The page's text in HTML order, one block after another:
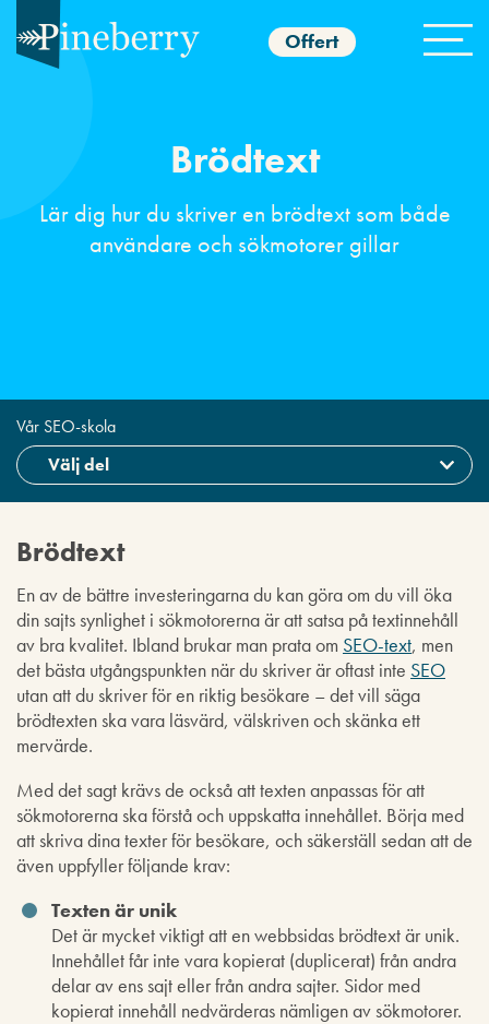
Offert
Brödtext
Lär dig hur du skriver en brödtext som både
användare och sökmotorer gillar
Vår SEO-skola
Brödtext
En av de bättre investeringarna du kan göra om du vill öka
din sajts synlighet i sökmotorerna är att satsa på textinnehåll
av bra kvalitet. Ibland brukar man prata om SEO-text, men
det bästa utgångspunkten när du skriver är oftast inte SEO
utan att du skriver för en riktig besökare – det vill säga
brödtexten ska vara läsvärd, välskriven och skänka ett
mervärde.
Med det sagt krävs de också att texten anpassas för att
sökmotorerna ska förstå och uppskatta innehållet. Börja med
att skriva dina texter för besökare, och säkerställ sedan att de
även uppfyller följande krav:
Texten är unik
Det är mycket viktigt att en webbsidas brödtext är unik.
Innehållet får inte vara kopierat (duplicerat) från andra
delar av ens sajt eller från andra sajter. Sidor med
kopierat innehåll nedvärderas nämligen av sökmotorer.